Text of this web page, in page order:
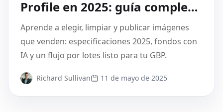
Profile en 2025: guía completa
para optimizar tu SEO local
Aprende a elegir, limpiar y publicar imágenes
que venden: especificaciones 2025, fondos con
IA y un flujo por lotes listo para tu GBP.
Richard Sullivan 11 de mayo de 2025